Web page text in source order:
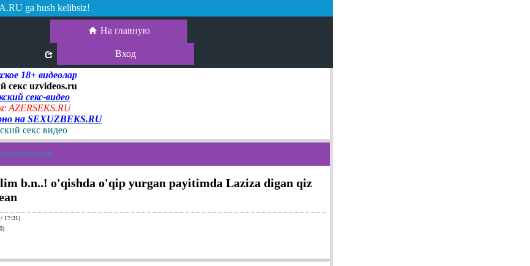
ga hush kelibsiz!
На главную
Вход
18+ видеолар
секс uzvideos.ru
секс-видео
AZERSEKS.RU
на SEXUZBEKS.RU
секс видео
kollej/insitut
b.n..! o'qishda o'qip yurgan payitimda Laziza digan qiz
17:31)